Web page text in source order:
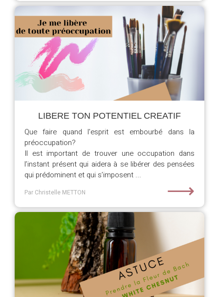
LIBERE TON POTENTIEL CREATIF
Que faire quand l'esprit est embourbé dans la
préoccupation?
Il est important de trouver une occupation dans
l’instant présent qui aidera à se libérer des pensées
qui prédominent et qui s’imposent ...
Par Christelle METTON ⟶